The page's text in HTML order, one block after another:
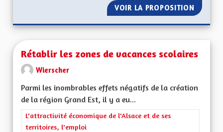
VOIR LA PROPOSITION
Rétablir les zones de vacances scolaires
Wierscher
Parmi les inombrables effets négatifs de la création
de la région Grand Est, il y a eu...
Filtrer les résultats de la catégorie : L'attractivité
L'attractivité économique de l'Alsace et de ses
territoires, l'emploi